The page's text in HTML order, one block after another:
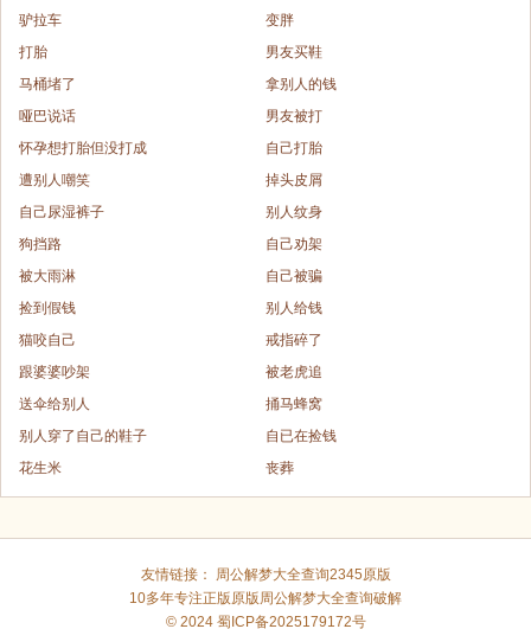
驴拉车
变胖
打胎
男友买鞋
马桶堵了
拿别人的钱
哑巴说话
男友被打
怀孕想打胎但没打成
自己打胎
遭别人嘲笑
掉头皮屑
自己尿湿裤子
别人纹身
狗挡路
自己劝架
被大雨淋
自己被骗
捡到假钱
别人给钱
猫咬自己
戒指碎了
跟婆婆吵架
被老虎追
送伞给别人
捅马蜂窝
别人穿了自己的鞋子
自已在捡钱
花生米
丧葬
友情链接：
周公解梦大全查询2345原版
10多年专注正版原版周公解梦大全查询破解
© 2024 蜀ICP备2025179172号